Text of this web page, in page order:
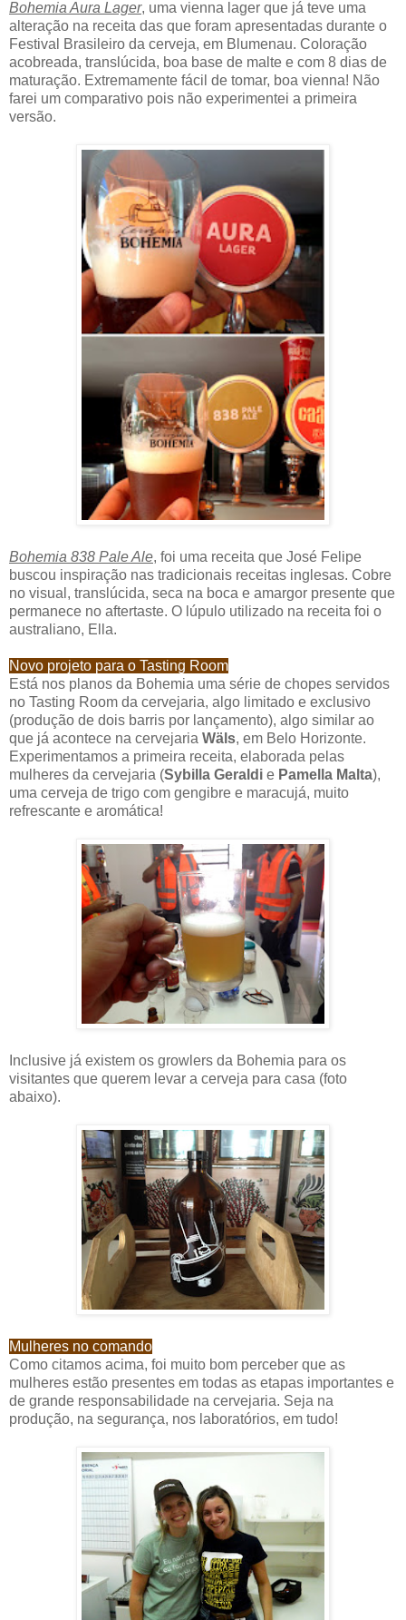
Bohemia Aura Lager, uma vienna lager que já teve uma
alteração na receita das que foram apresentadas durante o
Festival Brasileiro da cerveja, em Blumenau. Coloração
acobreada, translúcida, boa base de malte e com 8 dias de
maturação. Extremamente fácil de tomar, boa vienna! Não
farei um comparativo pois não experimentei a primeira
versão.
Bohemia 838 Pale Ale, foi uma receita que José Felipe
buscou inspiração nas tradicionais receitas inglesas. Cobre
no visual, translúcida, seca na boca e amargor presente que
permanece no aftertaste. O lúpulo utilizado na receita foi o
australiano, Ella.
Novo projeto para o Tasting Room
Está nos planos da Bohemia uma série de chopes servidos
no Tasting Room da cervejaria, algo limitado e exclusivo
(produção de dois barris por lançamento), algo similar ao
que já acontece na cervejaria Wäls, em Belo Horizonte.
Experimentamos a primeira receita, elaborada pelas
mulheres da cervejaria (Sybilla Geraldi e Pamella Malta),
uma cerveja de trigo com gengibre e maracujá, muito
refrescante e aromática!
Inclusive já existem os growlers da Bohemia para os
visitantes que querem levar a cerveja para casa (foto
abaixo).
Mulheres no comando
Como citamos acima, foi muito bom perceber que as
mulheres estão presentes em todas as etapas importantes e
de grande responsabilidade na cervejaria. Seja na
produção, na segurança, nos laboratórios, em tudo!